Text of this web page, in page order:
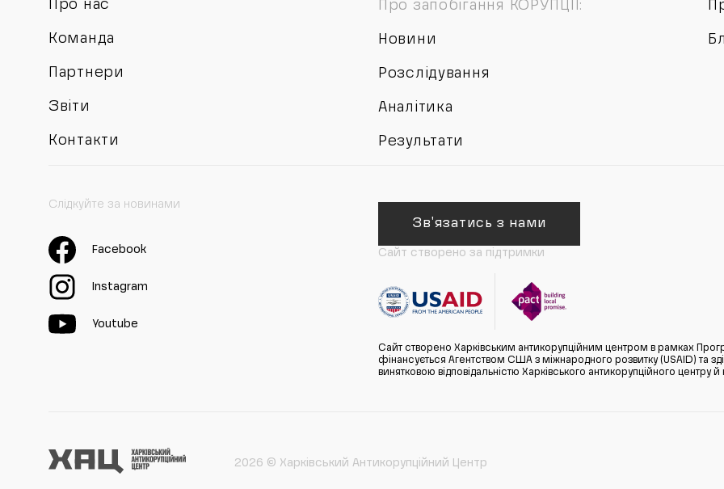
Про нас
Команда
Партнери
Звіти
Контакти
Про запобігання КОРУПЦІЇ:
Новини
Розслідування
Аналітика
Результати
Слідкуйте за новинами
Facebook
Instagram
Youtube
Зв'язатись з нами
Сайт створено за підтримки
Сайт створено Харківським антикорупційним центром в рамках
фінансується Агентством США з міжнародного розвитку (USAID) та
винятковою відповідальністю Харківського антикорупційного
2026 © Харківський Антикорупційний Центр